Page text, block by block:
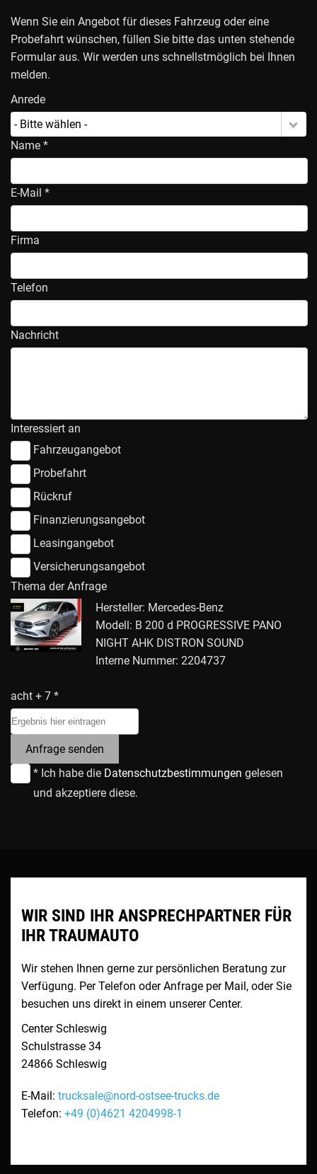
Wenn Sie ein Angebot für dieses Fahrzeug oder eine
Probefahrt wünschen, füllen Sie bitte das unten stehende
Formular aus. Wir werden uns schnellstmöglich bei Ihnen
melden.
Anrede
- Bitte wählen -
Name *
E-Mail *
Firma
Telefon
Nachricht
Interessiert an
Fahrzeugangebot
Probefahrt
Rückruf
Finanzierungsangebot
Leasingangebot
Versicherungsangebot
Thema der Anfrage
Hersteller: Mercedes-Benz
Modell: B 200 d PROGRESSIVE PANO
NIGHT AHK DISTRON SOUND
Interne Nummer: 2204737
acht + 7 *
Anfrage senden
* Ich habe die Datenschutzbestimmungen gelesen
und akzeptiere diese.
WIR SIND IHR ANSPRECHPARTNER FÜR
IHR TRAUMAUTO
Wir stehen Ihnen gerne zur persönlichen Beratung zur
Verfügung. Per Telefon oder Anfrage per Mail, oder Sie
besuchen uns direkt in einem unserer Center.
Center Schleswig
Schulstrasse 34
24866 Schleswig
E-Mail: trucksale@nord-ostsee-trucks.de
Telefon: +49 (0)4621 4204998-1